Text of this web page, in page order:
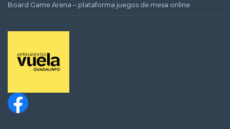
Board Game Arena – plataforma juegos de mesa online